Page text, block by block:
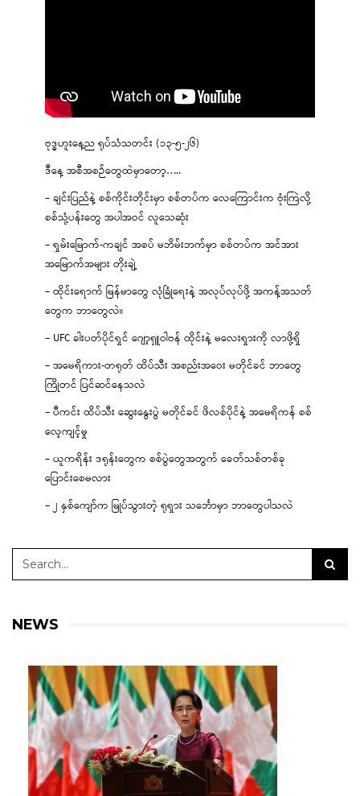
ဗုဒ္ဓဟူးနေ့ည ရုပ်သံသတင်း (၁၃-၅-၂၆)
ဒီနေ့ အစီအစဉ်တွေထဲမှာတော့…..
– ချင်းပြည်နဲ့ စစ်ကိုင်းတိုင်းမှာ စစ်တပ်က လေကြောင်းက ဗုံးကြဲလို့
စစ်သုံ့ပန်းတွေ အပါအဝင် လူသေဆုံး
– ရှမ်းမြောက်-ကချင် အစပ် မဘိမ်းဘက်မှာ စစ်တပ်က အင်အား
အမြောက်အများ တိုးချဲ့
– ထိုင်းရောက် မြန်မာတွေ လုံခြုံရေးနဲ့ အလုပ်လုပ်ဖို့ အကန့်အသတ်
တွေက ဘာတွေလဲ။
– UFC ခါးပတ်ပိုင်ရှင် ဂျော့ရှူဝါဗန် ထိုင်းနဲ့ မလေးရှားကို လာဖို့ရှိ
– အမေရိကား-တရုတ် ထိပ်သီး အစည်းအဝေး မတိုင်ခင် ဘာတွေ
ကြိုတင် ပြင်ဆင်နေသလဲ
– ပီကင်း ထိပ်သီး ဆွေးနွေးပွဲ မတိုင်ခင် ဖိလစ်ပိုင်နဲ့ အမေရိကန် စစ်
လေ့ကျင့်မှု
– ယူကရိန်း ဒရုန်းတွေက စစ်ပွဲတွေအတွက် ခေတ်သစ်တစ်ခု
ပြောင်းစေမလား
– ၂ နှစ်ကျော်က မြုပ်သွားတဲ့ ရုရှား သင်္ဘောမှာ ဘာတွေပါသလဲ
NEWS